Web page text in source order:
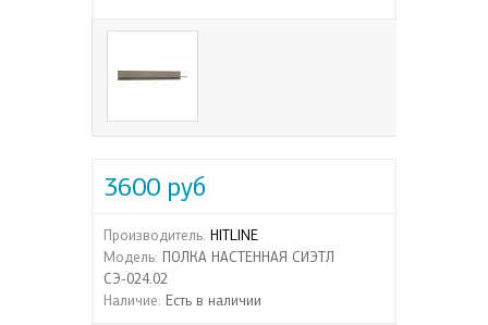
3600 руб
Производитель: HITLINE
Модель: ПОЛКА НАСТЕННАЯ СИЭТЛ
СЭ-024.02
Наличие: Есть в наличии